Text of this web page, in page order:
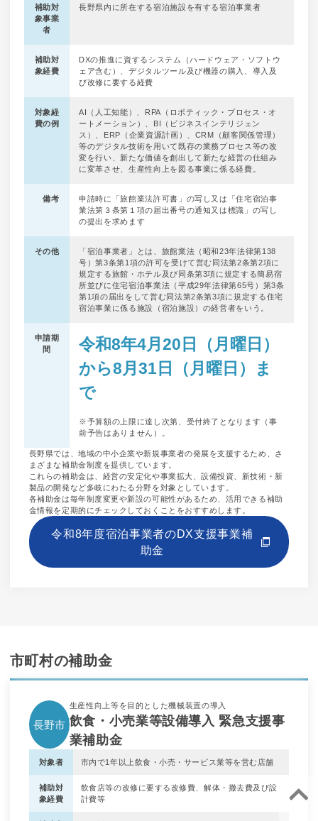
長野県では、地域の中小企業や新規事業者の発展を支援するため、さ
まざまな補助金制度を提供しています。
これらの補助金は、経営の安定化や事業拡大、設備投資、新技術・新
製品の開発など多岐にわたる分野を対象としています。
各補助金は毎年制度変更や新設の可能性があるため、活用できる補助
金情報を定期的にチェックしておくことをおすすめします。
補助対
象事業
者
長野県内に所在する宿泊施設を有する宿泊事業者
補助対
象経費
DXの推進に資するシステム（ハードウェア・ソフトウ
ェア含む）、デジタルツール及び機器の購入、導入及
び改修に要する経費
対象経
費の例
AI（人工知能）、RPA（ロボティック・プロセス・オ
ートメーション）、BI（ビジネスインテリジェン
ス）、ERP（企業資源計画）、CRM（顧客関係管理）
等のデジタル技術を用いて既存の業務プロセス等の改
変を行い、新たな価値を創出して新たな経営の仕組み
に変革させ、生産性向上を図る事業に係る経費。
備考
申請時に「旅館業法許可書」の写し又は「住宅宿泊事
業法第３条第１項の届出番号の通知又は標識」の写し
の提出を求めます
その他
「宿泊事業者」とは、旅館業法（昭和23年法律第138
号）第3条第1項の許可を受けて営む同法第2条第2項に
規定する旅館・ホテル及び同条第3項に規定する簡易宿
所並びに住宅宿泊事業法（平成29年法律第65号）第3条
第1項の届出をして営む同法第2条第3項に規定する住宅
宿泊事業に係る施設（宿泊施設）の経営者をいう。
申請期
間
令和8年4月20日（月曜日）
から8月31日（月曜日）ま
で
※予算額の上限に達し次第、受付終了となります（事
前予告はありません）。
令和8年度宿泊事業者のDX支援事業補
助金
市町村の補助金
長野市 飲食・小売業等設備導入 緊急支援事
業補助金
生産性向上等を目的とした機械装置の導入
対象者 市内で1年以上飲食・小売・サービス業等を営む店舗
補助対
象経費
飲食店等の改修に要する改修費、解体・撤去費及び設
計費等